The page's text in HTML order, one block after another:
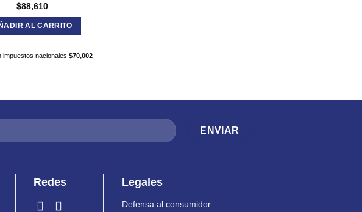
$88,610
AL CARRITO
impuestos nacionales$70,002
Redes Legales
Defensa al consumidor